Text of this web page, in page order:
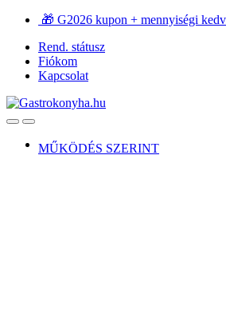
Ugrás
navigációhoz
Ugrás
tartalomra
🎁 G2026 kupon + mennyiségi
Rend. státusz
Fiókom
Kapcsolat
OpenClose
MŰKÖDÉS SZERINT